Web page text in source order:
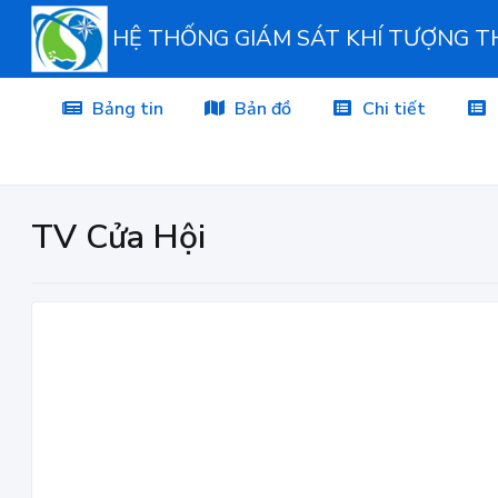
HỆ THỐNG GIÁM SÁT KHÍ TƯỢNG
Bảng tin Bản đồ Chi tiết
TV Cửa Hội